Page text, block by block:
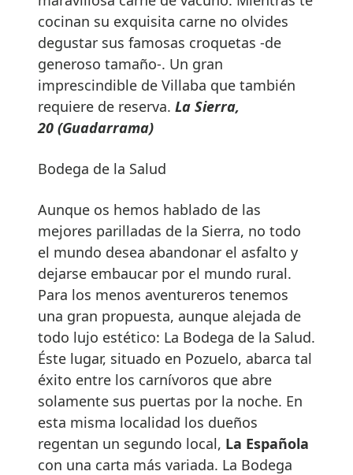
cocinan su exquisita carne no olvides
degustar sus famosas croquetas -de
generoso tamaño-. Un gran
imprescindible de Villaba que también
requiere de reserva. La Sierra,
20 (Guadarrama)
Bodega de la Salud
Aunque os hemos hablado de las
mejores parilladas de la Sierra, no todo
el mundo desea abandonar el asfalto y
dejarse embaucar por el mundo rural.
Para los menos aventureros tenemos
una gran propuesta, aunque alejada de
todo lujo estético: La Bodega de la Salud.
Éste lugar, situado en Pozuelo, abarca tal
éxito entre los carnívoros que abre
solamente sus puertas por la noche. En
esta misma localidad los dueños
regentan un segundo local, La Española
con una carta más variada. La Bodega